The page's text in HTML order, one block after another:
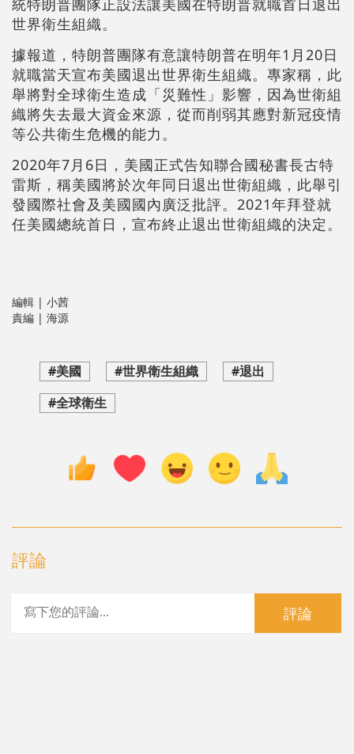
世界衛生組織。
據報道，特朗普團隊有意讓特朗普在明年1月20日
就職當天宣布美國退出世界衛生組織。專家稱，此
舉將對全球衛生造成「災難性」影響，因為世衛組
織將失去最大資金來源，從而削弱其應對新冠疫情
等公共衛生危機的能力。
2020年7月6日，美國正式告知聯合國秘書長古特
雷斯，稱美國將於次年同日退出世衛組織，此舉引
發國際社會及美國國內廣泛批評。2021年拜登就
任美國總統首日，宣布終止退出世衛組織的決定。
編輯 | 小茜
責編 | 海源
#美國 #世界衛生組織
#退出
#全球衛生
評論
評論